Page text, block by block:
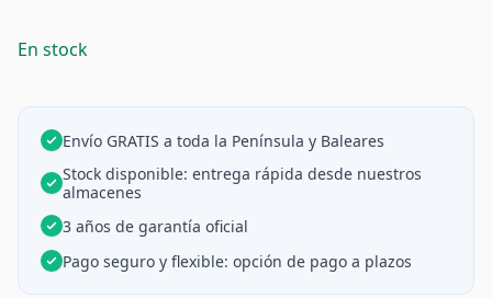
En stock
Envío GRATIS a toda la Península y Baleares
Stock disponible: entrega rápida desde nuestros
almacenes
3 años de garantía oficial
Pago seguro y flexible: opción de pago a plazos